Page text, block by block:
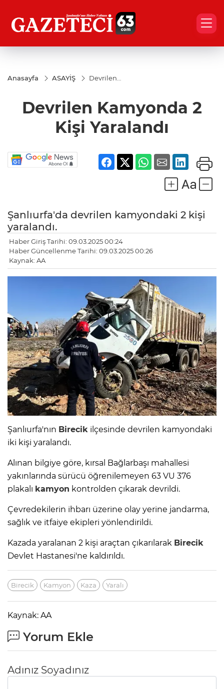
Anasayfa ASAYİŞ
Devrilen
Yaralandı
Devrilen Kamyonda 2
Kişi Yaralandı
Şanlıurfa'da devrilen kamyondaki 2 kişi
yaralandı.
Haber Giriş Tarihi: 09.03.2025 00:24
Haber Güncellenme Tarihi: 09.03.2025 00:26
Kaynak: AA
Şanlıurfa'nın Birecik ilçesinde devrilen kamyondaki
iki kişi yaralandı.
Alınan bilgiye göre, kırsal Bağlarbaşı mahallesi
yakınlarında sürücü öğrenilemeyen 63 VU 376
plakalı kamyon kontrolden çıkarak devrildi.
Çevredekilerin ihbarı üzerine olay yerine jandarma,
sağlık ve itfaiye ekipleri yönlendirildi.
Kazada yaralanan 2 kişi araçtan çıkarılarak Birecik
Devlet Hastanesi'ne kaldırıldı.
Birecik Kamyon Kaza Yaralı
Kaynak: AA
Yorum Ekle
Adınız Soyadınız